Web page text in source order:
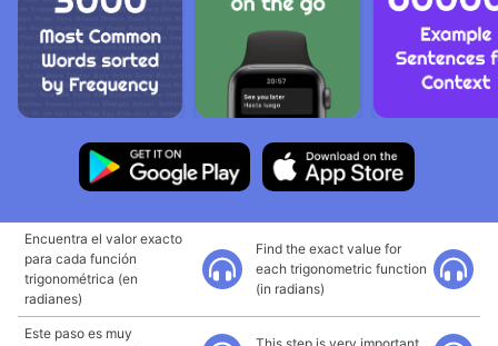
Encuentra el valor exacto
para cada función
trigonométrica (en
radianes)
Find the exact value for
each trigonometric function
(in radians)
Este paso es muy